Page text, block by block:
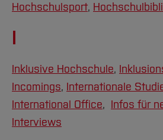
Hochschulsport,
I
Inklusive Hochschule,
Incomings, Internationale
International Office, Infos für
Interviews